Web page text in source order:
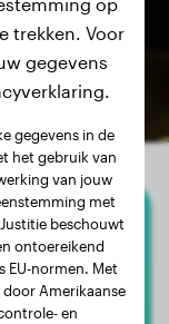
trekken. Voor
gegevens
gegevens in de
het gebruik van
van jouw
met
beschouwt
ontoereikend
EU-normen. Met
Amerikaanse
en